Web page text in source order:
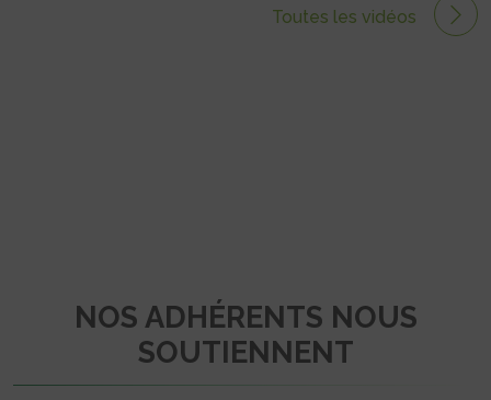
Toutes les vidéos
NOS ADHÉRENTS NOUS
SOUTIENNENT